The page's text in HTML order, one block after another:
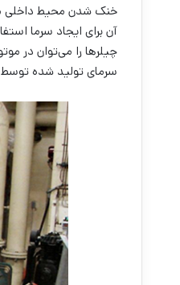
خنک شدن محیط داخلی
آن برای ایجاد سرما
چیلرها را می‌توان در
سرمای تولید شده توسط